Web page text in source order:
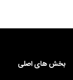
بخش های اصلی